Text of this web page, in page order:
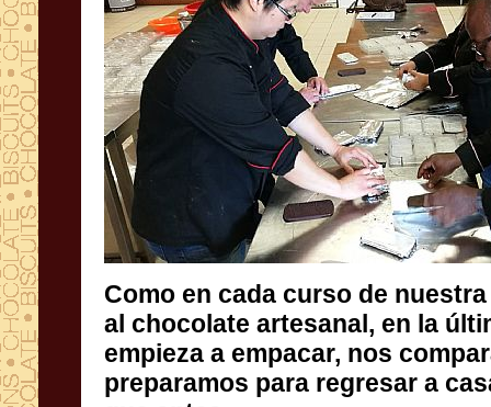
Como en cada curso de
al chocolate artesanal, en
empieza a empacar, nos
preparamos para regresar a